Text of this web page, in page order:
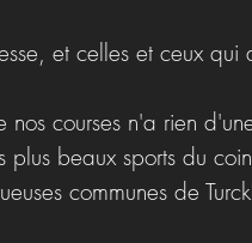
et celles et ceux
nos courses n'a rien
plus beaux sports du
communes de